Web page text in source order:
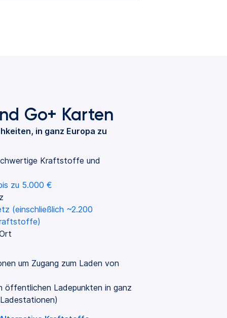
Go+ Karten
in ganz Europa zu
Kraftstoffe und
zu 5.000 €
(einschließlich ~2.200
um Zugang zum Laden von
öffentlichen Ladepunkten in ganz